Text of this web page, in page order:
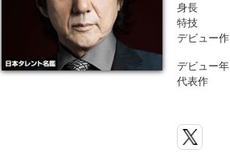
身長
特技
デビュー作
デビュー年
代表作